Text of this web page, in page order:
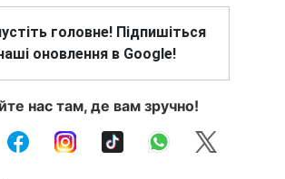
головне! Підпишіться
оновлення в Google!
нас там, де вам зручно!